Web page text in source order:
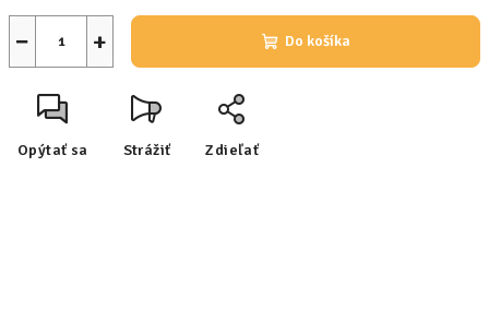
+
− Do košíka
Opýtať sa Strážiť Zdieľať